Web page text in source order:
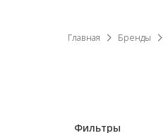
Главная Бренды